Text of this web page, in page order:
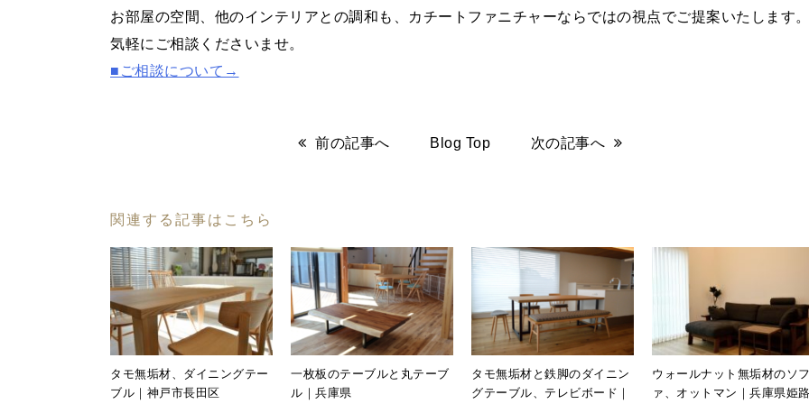
お部屋の空間、他のインテリアとの調和も、カチートファニチャーならではの視点でご提案いたします。
気軽にご相談くださいませ。
■ご相談について→
前の記事へ Blog Top 次の記事へ
関連する記事はこちら
タモ無垢材、ダイニングテー
ブル｜神戸市長田区
一枚板のテーブルと丸テーブ
ル｜兵庫県
タモ無垢材と鉄脚のダイニン
グテーブル、テレビボード｜
ウォールナット無垢材のソフ
ァ、オットマン｜兵庫県姫路